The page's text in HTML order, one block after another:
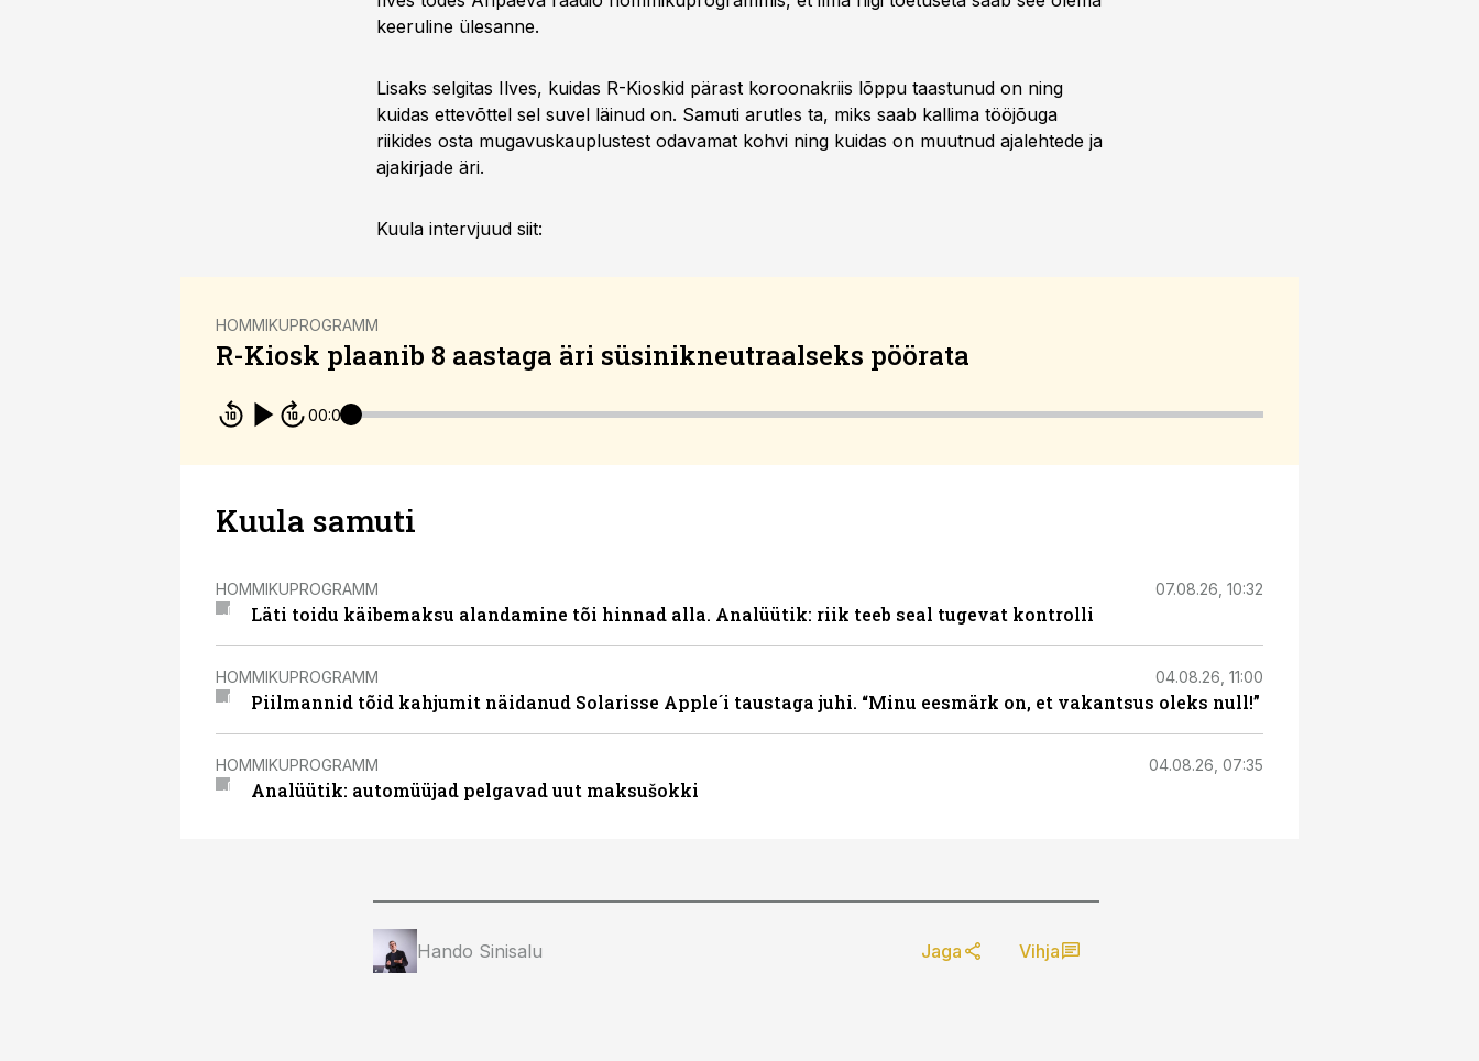
keeruline ülesanne.
Lisaks selgitas Ilves, kuidas R-Kioskid pärast koroonakriis lõppu taastunud on ning
kuidas ettevõttel sel suvel läinud on. Samuti arutles ta, miks saab kallima tööjõuga
riikides osta mugavuskauplustest odavamat kohvi ning kuidas on muutnud ajalehtede ja
ajakirjade äri.
Kuula intervjuud siit:
HOMMIKUPROGRAMM
R-Kiosk plaanib 8 aastaga äri süsinikneutraalseks pöörata
00:00
Kuula samuti
HOMMIKUPROGRAMM 07.08.26, 10:32
Läti toidu käibemaksu alandamine tõi hinnad alla. Analüütik: riik teeb seal tugevat kontrolli
HOMMIKUPROGRAMM 04.08.26, 11:00
Piilmannid tõid kahjumit näidanud Solarisse Apple´i taustaga juhi. “Minu eesmärk on, et vakantsus oleks null!”
HOMMIKUPROGRAMM 04.08.26, 07:35
Analüütik: automüüjad pelgavad uut maksušokki
Hando Sinisalu Jaga Vihja